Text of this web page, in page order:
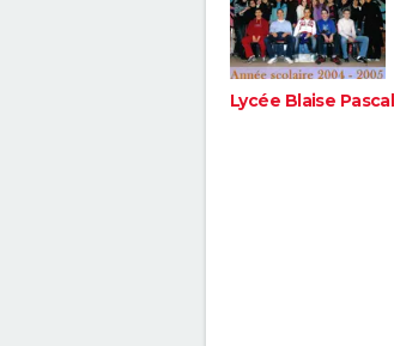
Lycée Blaise Pascal